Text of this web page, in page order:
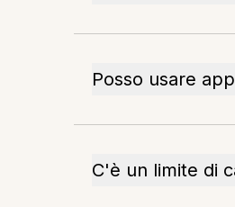
Posso usare
C'è un limite di